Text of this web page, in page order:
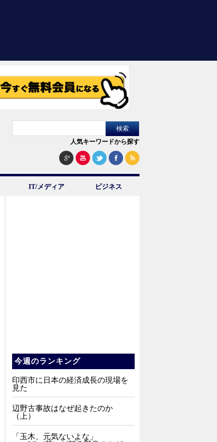
人気キーワードから探す
IT/メディア ビジネス
今週のランキング
印西市に日本の経済成長の現場を
見た
辺野古事故はなぜ起きたのか
（上）
「玉木、元気ないよな」